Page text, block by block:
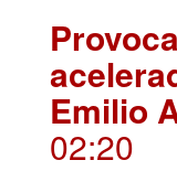
Emilio
02:20